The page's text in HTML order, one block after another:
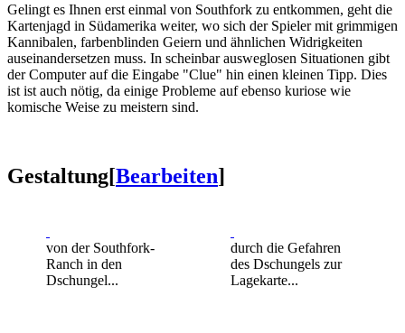
Gelingt es Ihnen erst einmal von Southfork zu entkommen, geht die
Kartenjagd in Südamerika weiter, wo sich der Spieler mit grimmigen
Kannibalen, farbenblinden Geiern und ähnlichen Widrigkeiten
auseinandersetzen muss. In scheinbar ausweglosen Situationen gibt
der Computer auf die Eingabe "Clue" hin einen kleinen Tipp. Dies
ist ist auch nötig, da einige Probleme auf ebenso kuriose wie
komische Weise zu meistern sind.
Gestaltung[Bearbeiten]
von der Southfork-
Ranch in den
Dschungel...
durch die Gefahren
des Dschungels zur
Lagekarte...